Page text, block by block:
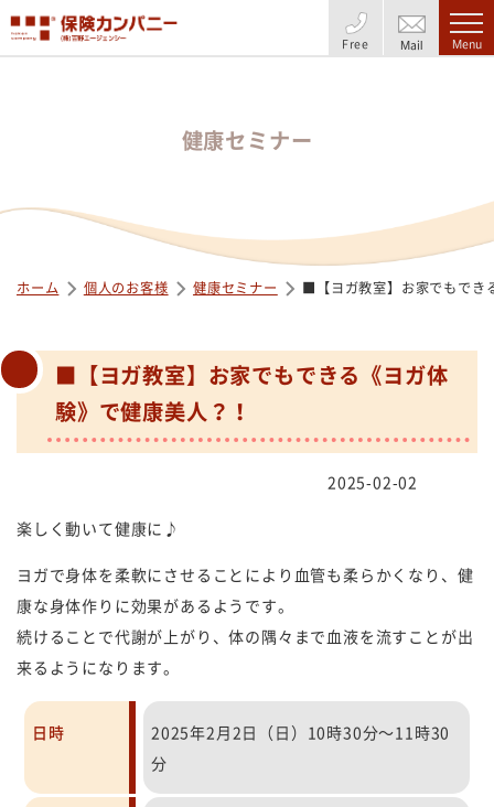
Free Mail Menu
健康セミナー
ホーム 個人のお客様 健康セミナー ■【ヨガ教室】お家でもでき
■【ヨガ教室】お家でもできる《ヨガ体
験》で健康美人？！
2025-02-02
楽しく動いて健康に♪
ヨガで身体を柔軟にさせることにより血管も柔らかくなり、健
康な身体作りに効果があるようです。
続けることで代謝が上がり、体の隅々まで血液を流すことが出
来るようになります。
日時
2025年2月2日（日）10時30分～11時30
分